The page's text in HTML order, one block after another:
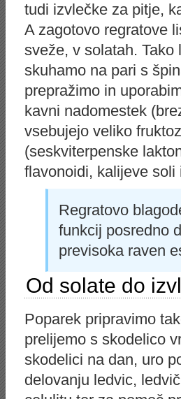
tudi izvlečke za pitje,
A zagotovo regratove
sveže, v solatah.
skuhamo na pari s
prepražimo in
kavni nadomestek
vsebujejo veliko
(seskviterpenske
flavonoidi, kalijeve soli
Regratovo
funkcij posredno
previsoka raven
Od solate do
Poparek pripravimo
prelijemo s skodelico
skodelici na dan, uro
delovanju ledvic,